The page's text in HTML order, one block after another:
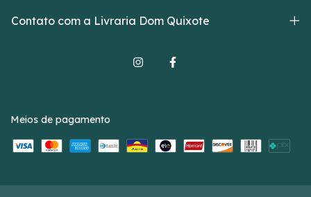
Contato com a Livraria Dom Quixote
Meios de pagamento